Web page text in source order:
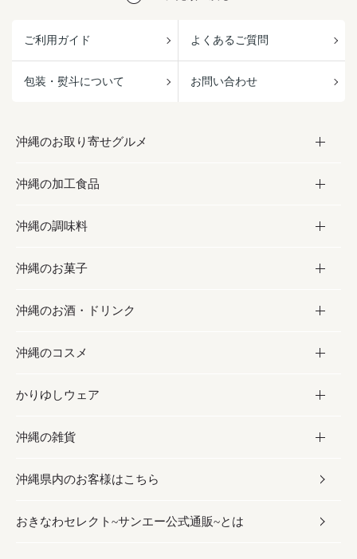
ご利用ガイド よくあるご質問
包装・熨斗について お問い合わせ
沖縄のお取り寄せグルメ
お取り寄せグルメ
フルーツ・野菜
お肉
海産物
沖縄の加工食品
加工食品
缶詰／パウチ
沖縄料理
沖縄そば／乾麺
レトルト食品
乾物／粉類
沖縄の調味料
調味料
砂糖／黒砂糖
塩
お酢／ドレッシング
しょうゆ
みそ
だし／スパイス／島唐辛子
沖縄のお菓子
お菓子
黒糖
ちんすこう
伝統菓子
スナック
おつまみ
沖縄のお酒・ドリンク
お酒・ドリンク
泡盛
ビール・チューハイ
ワイン・ウィスキー・カクテル
ドリンク
沖縄のコスメ
コスメ
スキンケア
ボディケア
ヘアケア
かりゆしウェア
かりゆしウェア
メンズ
レディース
沖縄の雑貨
雑貨
沖縄ファッション
沖縄県内のお客様はこちら
おきなわセレクト~サンエー公式通販~とは